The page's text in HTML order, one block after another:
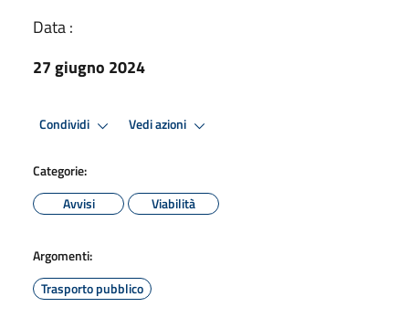
Data :
27 giugno 2024
Condividi Vedi azioni
Categorie:
Avvisi
Viabilità
Argomenti:
Trasporto pubblico